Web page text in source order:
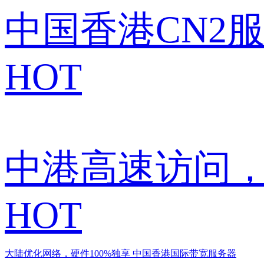
中国香港CN2
HOT
中港高速访问
HOT
大陆优化网络，硬件100%独享 中国香港国际带宽服务器